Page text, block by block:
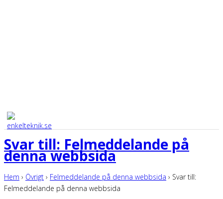
Svar till: Felmeddelande på
denna webbsida
Hem › Övrigt › Felmeddelande på denna webbsida › Svar till:
Felmeddelande på denna webbsida